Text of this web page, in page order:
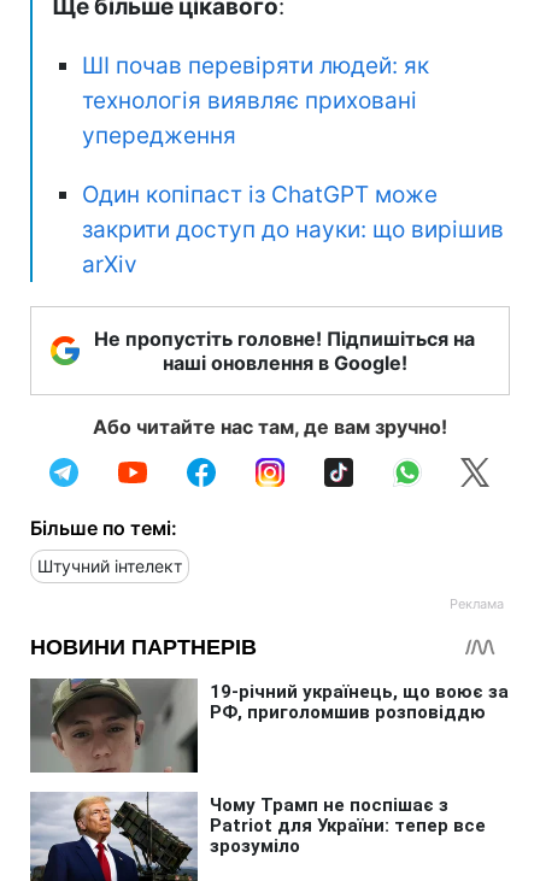
Ще більше цікавого:
ШІ почав перевіряти людей: як
технологія виявляє приховані
упередження
Один копіпаст із ChatGPT може
закрити доступ до науки: що вирішив
arXiv
Не пропустіть головне! Підпишіться на
наші оновлення в Google!
Або читайте нас там, де вам зручно!
Більше по темі:
Штучний інтелект